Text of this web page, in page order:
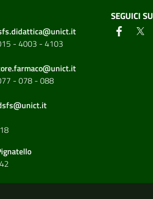
- 4003 - 4103
- 078 - 088
SEGUICI SU